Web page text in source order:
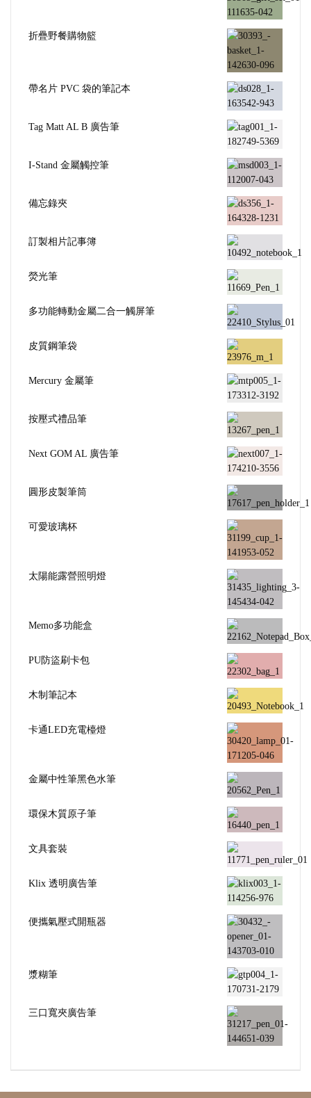
折疊野餐購物籃
帶名片 PVC 袋的筆記本
Tag Matt AL B 廣告筆
I-Stand 金屬觸控筆
備忘錄夾
訂製相片記事簿
熒光筆
多功能轉動金屬二合一觸屏筆
皮質鋼筆袋
Mercury 金屬筆
按壓式禮品筆
Next GOM AL 廣告筆
圓形皮製筆筒
可愛玻璃杯
太陽能露營照明燈
Memo多功能盒
PU防盜刷卡包
木制筆記本
卡通LED充電檯燈
金屬中性筆黑色水筆
環保木質原子筆
文具套裝
Klix 透明廣告筆
便攜氣壓式開瓶器
漿糊筆
三口寬夾廣告筆